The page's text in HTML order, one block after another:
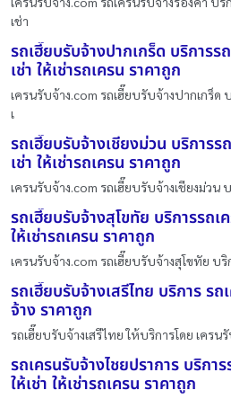
เช่า
รถเฮี๊ยบรับจ้างปากเกร็ด บริการร
เช่า ให้เช่ารถเครน ราคาถูก
เครนรับจ้าง.com รถเฮี๊ยบรับจ้างปากเกร็ด
เ
รถเฮี๊ยบรับจ้างเชียงม่วน บริการร
เช่า ให้เช่ารถเครน ราคาถูก
เครนรับจ้าง.com รถเฮี๊ยบรับจ้างเชียงม่วน
รถเฮี๊ยบรับจ้างสุโขทัย บริการรถเ
ให้เช่ารถเครน ราคาถูก
เครนรับจ้าง.com รถเฮี๊ยบรับจ้างสุโขทัย บริ
รถเฮี๊ยบรับจ้างเสรีไทย บริการ ร
จ้าง ราคาถูก
รถเฮี๊ยบรับจ้างเสรีไทย ให้บริการโดย เคร
รถเครนรับจ้างไชยปราการ บริกา
ให้เช่า ให้เช่ารถเครน ราคาถูก